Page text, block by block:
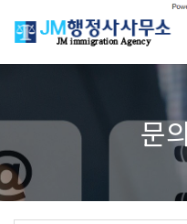
문